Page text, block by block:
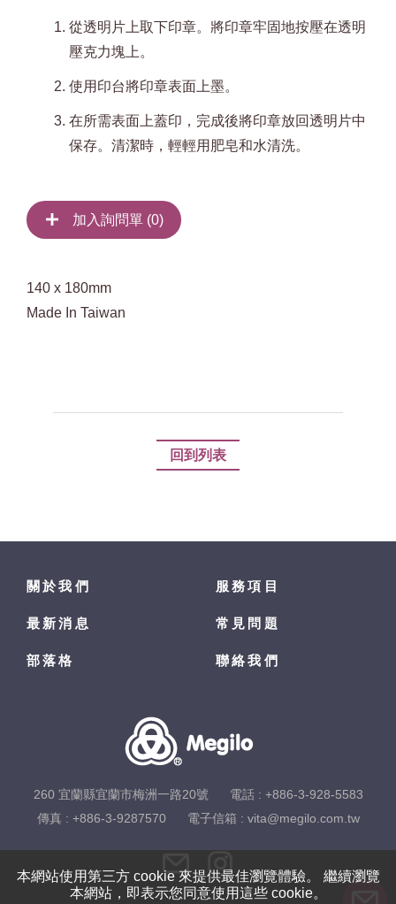
從透明片上取下印章。將印章牢固地按壓在透明
壓克力塊上。
使用印台將印章表面上墨。
在所需表面上蓋印，完成後將印章放回透明片中
保存。清潔時，輕輕用肥皂和水清洗。
加入詢問單 (0)
140 x 180mm
Made In Taiwan
回到列表
本網站使用第三方 cookie 來提供最佳瀏覽體驗。 繼續瀏覽
本網站，即表示您同意使用這些 cookie。
關於我們 服務項目
最新消息 常見問題
部落格 聯絡我們
260 宜蘭縣宜蘭市梅洲一路20號 電話 : +886-3-928-5583
傳真 : +886-3-9287570
電子信箱 : vita@megilo.com.tw